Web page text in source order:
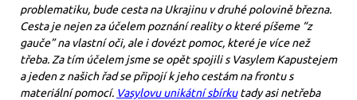
problematiku, bude cesta na Ukrajinu v druhé polovině března.
Cesta je nejen za účelem poznání reality o které píšeme “z
gauče” na vlastní oči, ale i dovézt pomoc, které je více než
třeba. Za tím účelem jsme se opět spojili s Vasylem Kapustejem
a jeden z našich řad se připojí k jeho cestám na frontu s
materiální pomocí. Vasylovu unikátní sbírkutady asi netřeba